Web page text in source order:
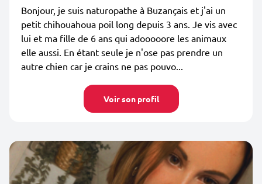
Bonjour, je suis naturopathe à Buzançais et j'ai un
petit chihouahoua poil long depuis 3 ans. Je vis avec
lui et ma fille de 6 ans qui adooooore les animaux
elle aussi. En étant seule je n'ose pas prendre un
autre chien car je crains ne pas pouvo...
Voir son profil